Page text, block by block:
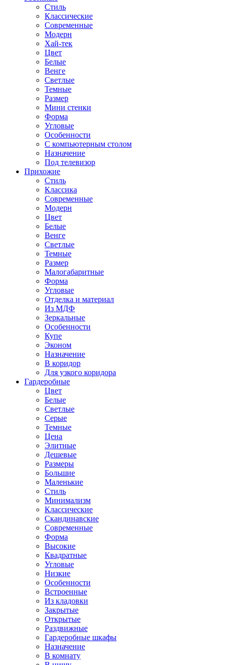
Стиль
Классические
Современные
Модерн
Хай-тек
Цвет
Белые
Венге
Светлые
Темные
Размер
Мини стенки
Форма
Угловые
Особенности
С компьютерным столом
Назначение
Под телевизор
Прихожие
Стиль
Классика
Современные
Модерн
Цвет
Белые
Венге
Светлые
Темные
Размер
Малогабаритные
Форма
Угловые
Отделка и материал
Из МДФ
Зеркальные
Особенности
Купе
Эконом
Назначение
В коридор
Для узкого коридора
Гардеробные
Цвет
Белые
Светлые
Серые
Темные
Цена
Элитные
Дешевые
Размеры
Большие
Маленькие
Стиль
Минимализм
Классические
Скандинавские
Современные
Форма
Высокие
Квадратные
Угловые
Низкие
Особенности
Встроенные
Из кладовки
Закрытые
Открытые
Раздвижные
Гардеробные шкафы
Назначение
В комнату